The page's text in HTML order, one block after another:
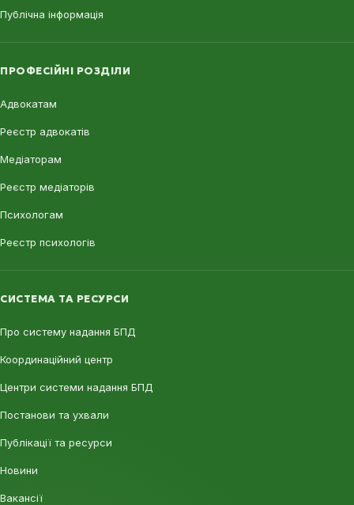
Публічна інформація
ПРОФЕСІЙНІ РОЗДІЛИ
Адвокатам
Реєстр адвокатів
Медіаторам
Реєстр медіаторів
Психологам
Реєстр психологів
СИСТЕМА ТА РЕСУРСИ
Про систему надання БПД
Координаційний центр
Центри системи надання БПД
Постанови та ухвали
Публікації та ресурси
Новини
Вакансії